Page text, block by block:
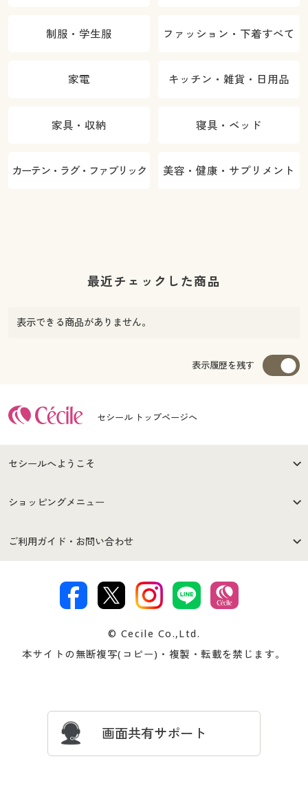
制服・学生服 ファッション・下着すべて
家電 キッチン・雑貨・日用品
家具・収納 寝具・ベッド
カーテン・ラグ・ファブリック 美容・健康・サプリメント
最近チェックした商品
表示できる商品がありません。
表示履歴を残す
セシール トップページへ
セシールへようこそ
はじめての方へ
セシールご利用規約
著作権・商標について 会社案内
ショッピングメニュー
商品カテゴリ
プレゼント＆キャンペーン サイトマップ
ご利用ガイド・お問い合わせ
交換・返品は お支払は
ついて
忘れの場合
© Cecile Co.,Ltd.
本サイトの無断複写(コピー)・複製・転載を禁じます。
画面共有サポート